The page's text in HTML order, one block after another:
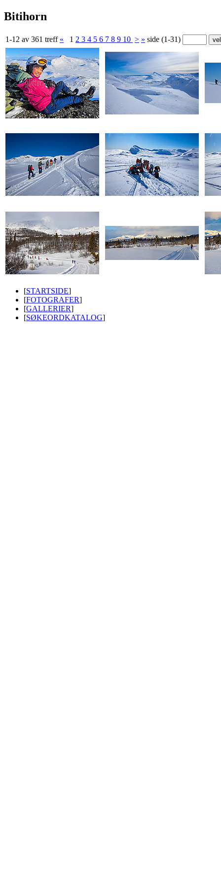
Bitihorn
1-12 av 361 treff « 1 2 3 4 5 6 7 8 9 10 > » side (1-31)
[STARTSIDE]
[FOTOGRAFER]
[GALLERIER]
[SØKEORDKATALOG]